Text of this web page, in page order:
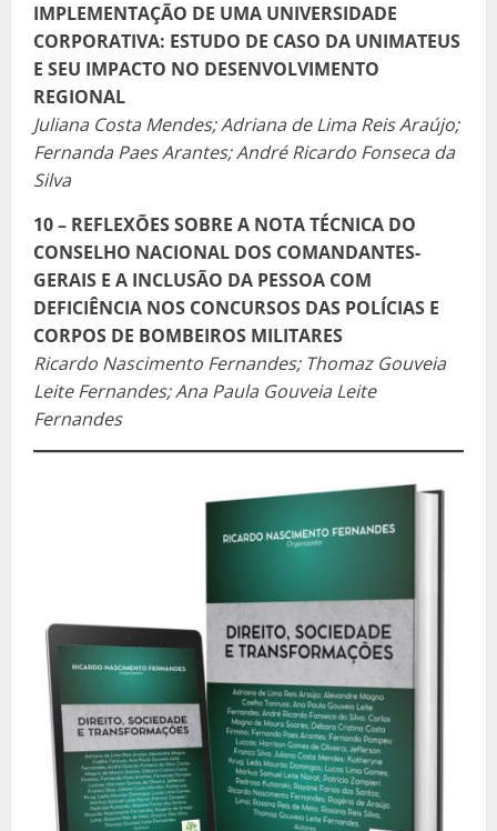
IMPLEMENTAÇÃO DE UMA UNIVERSIDADE
CORPORATIVA: ESTUDO DE CASO DA UNIMATEUS
E SEU IMPACTO NO DESENVOLVIMENTO
REGIONAL
Juliana Costa Mendes; Adriana de Lima Reis Araújo;
Fernanda Paes Arantes; André Ricardo Fonseca da
Silva
10 – REFLEXÕES SOBRE A NOTA TÉCNICA DO
CONSELHO NACIONAL DOS COMANDANTES-
GERAIS E A INCLUSÃO DA PESSOA COM
DEFICIÊNCIA NOS CONCURSOS DAS POLÍCIAS E
CORPOS DE BOMBEIROS MILITARES
Ricardo Nascimento Fernandes; Thomaz Gouveia
Leite Fernandes; Ana Paula Gouveia Leite
Fernandes